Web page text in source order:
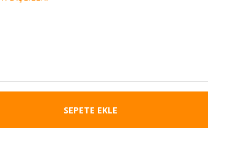
SEPETE EKLE